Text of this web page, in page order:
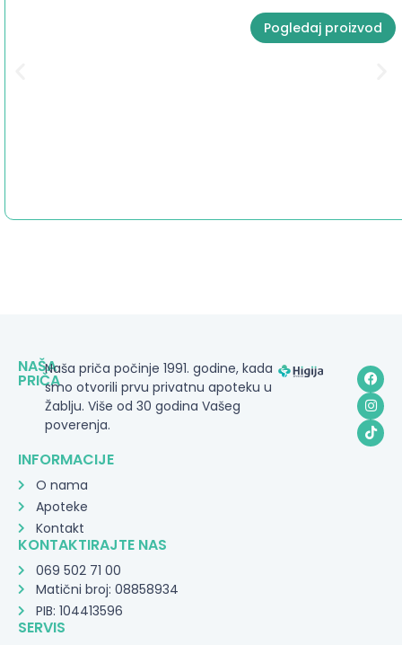
Pogledaj proizvod
NAŠA
PRIČA
Naša priča počinje 1991. godine, kada
smo otvorili prvu privatnu apoteku u
Žablju. Više od 30 godina Vašeg
poverenja.
INFORMACIJE
O nama
Apoteke
Kontakt
KONTAKTIRAJTE NAS
069 502 71 00
Matični broj: 08858934
PIB: 104413596
SERVIS